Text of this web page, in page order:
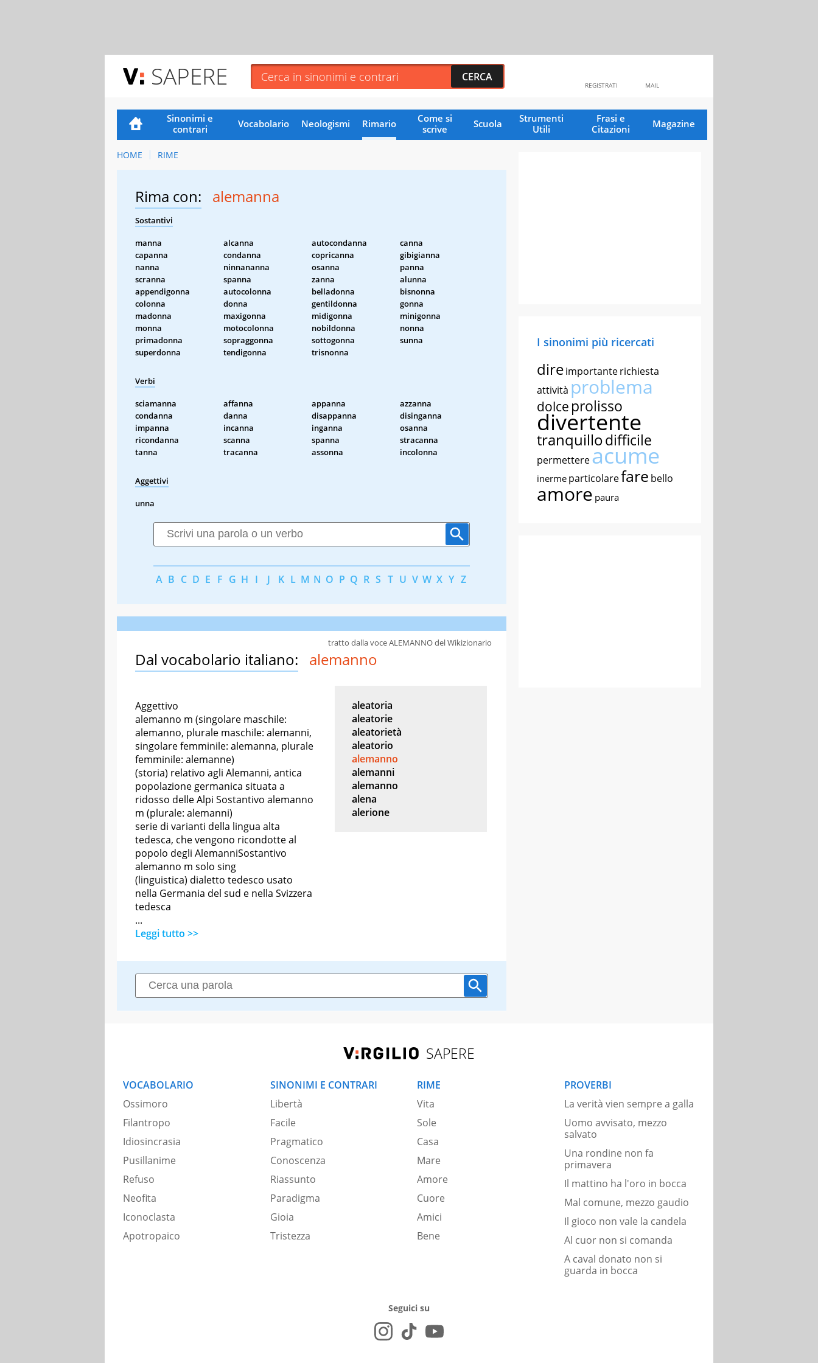
SAPERE MAIL
REGISTRATI
Sinonimi e
contrari
Vocabolario Neologismi Rimario
Come si
scrive
Scuola
Strumenti
Utili
Frasi e
Citazioni
Magazine
HOME RIME
Rima con: alemanna
Sostantivi
manna alcanna autocondanna
canna
capanna
condanna copricanna
gibigianna
nanna
ninnananna osanna
panna
scranna
spanna zanna
alunna
appendigonna
autocolonna belladonna
bisnonna
colonna
donna gentildonna
gonna
madonna
maxigonna midigonna
minigonna
monna
motocolonna nobildonna
nonna
primadonna
sopraggonna sottogonna
sunna
superdonna
tendigonna trisnonna
Verbi
sciamanna affanna appanna
azzanna
condanna
danna disappanna
disinganna
impanna
incanna inganna
osanna
ricondanna
scanna spanna
stracanna
tanna
tracanna assonna incolonna
Aggettivi
unna
A B C D E F G H I J K L M N O P Q R S T U V W X Y Z
Dal vocabolario italiano: alemanno
tratto dalla voce ALEMANNO del Wikizionario
Aggettivo
alemanno m (singolare maschile:
alemanno, plurale maschile: alemanni,
singolare femminile: alemanna, plurale
femminile: alemanne)
(storia) relativo agli Alemanni, antica
popolazione germanica situata a
ridosso delle Alpi Sostantivo alemanno
m (plurale: alemanni)
serie di varianti della lingua alta
tedesca, che vengono ricondotte al
popolo degli AlemanniSostantivo
alemanno m solo sing
(linguistica) dialetto tedesco usato
nella Germania del sud e nella Svizzera
tedesca
...
Leggi tutto >>
aleatoria
aleatorie
aleatorietà
aleatorio
alemanno
alemanni
alemanno
alena
alerione
I sinonimi più ricercati
direimportanterichiesta
attività problema
dolce prolisso
divertente
tranquillodifficile
permettereacume
inerme particolarefare bello
amore paura
SAPERE
VOCABOLARIO
Ossimoro
Filantropo
Idiosincrasia
Pusillanime
Refuso
Neofita
Iconoclasta
Apotropaico
SINONIMI E CONTRARI
Libertà
Facile
Pragmatico
Conoscenza
Riassunto
Paradigma
Gioia
Tristezza
RIME
Vita
Sole
Casa
Mare
Amore
Cuore
Amici
Bene
PROVERBI
La verità vien sempre a galla
Uomo avvisato, mezzo
salvato
Una rondine non fa
primavera
Il mattino ha l'oro in bocca
Mal comune, mezzo gaudio
Il gioco non vale la candela
Al cuor non si comanda
A caval donato non si
guarda in bocca
Seguici su